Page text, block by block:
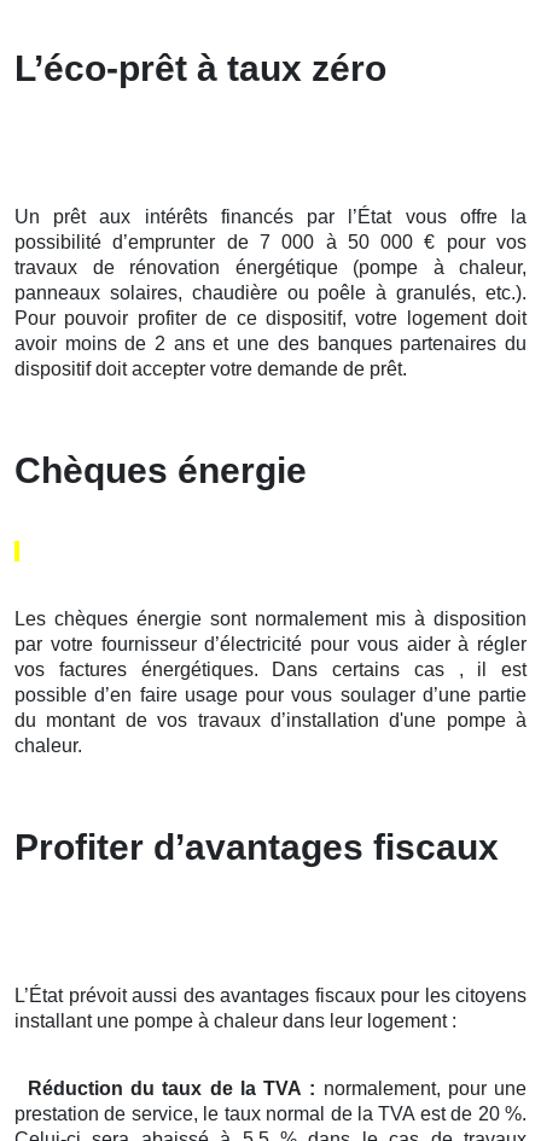
L’éco-prêt à taux zéro
Un prêt aux intérêts financés par l’État vous offre la
possibilité d’emprunter de 7 000 à 50 000 € pour vos
travaux de rénovation énergétique (pompe à chaleur,
panneaux solaires, chaudière ou poêle à granulés, etc.).
Pour pouvoir profiter de ce dispositif, votre logement doit
avoir moins de 2 ans et une des banques partenaires du
dispositif doit accepter votre demande de prêt.
Chèques énergie
Les chèques énergie sont normalement mis à disposition
par votre fournisseur d’électricité pour vous aider à régler
vos factures énergétiques. Dans certains cas , il est
possible d’en faire usage pour vous soulager d’une partie
du montant de vos travaux d’installation d'une pompe à
chaleur.
Profiter d’avantages fiscaux
L’État prévoit aussi des avantages fiscaux pour les citoyens
installant une pompe à chaleur dans leur logement :
Réduction du taux de la TVA : normalement, pour une
prestation de service, le taux normal de la TVA est de 20 %.